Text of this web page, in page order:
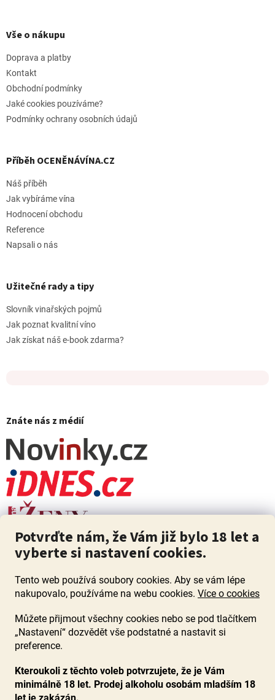
Potvrďte nám, že Vám již bylo 18 let a
vyberte si nastavení cookies.
Tento web používá soubory cookies. Aby se vám lépe
nakupovalo, používáme na webu cookies. Více o cookies
Můžete přijmout všechny cookies nebo se pod tlačítkem
„Nastavení“ dozvědět vše podstatné a nastavit si
preference.
Kteroukoli z těchto voleb potvrzujete, že je Vám
minimálně 18 let. Prodej alkoholu osobám mladším 18
pVše o nákupu
Doprava a platby
Kontakt
Obchodní podmínky
Jaké cookies pouzíváme?
Podmínky ochrany osobních údajů
Příběh OCENĚNÁVÍNA.CZ
Náš příběh
Jak vybíráme vína
Hodnocení obchodu
Reference
Napsali o nás
Užitečné rady a tipy
Slovník vinařských pojmů
Jak poznat kvalitní víno
Jak získat náš e-book zdarma?
Znáte nás z médií
ZÁKAZ PRODEJE ALKOHOLU OSOBÁM MLADŠÍM 18 LET. Pijte s
mírou i když pijete s Mírou.